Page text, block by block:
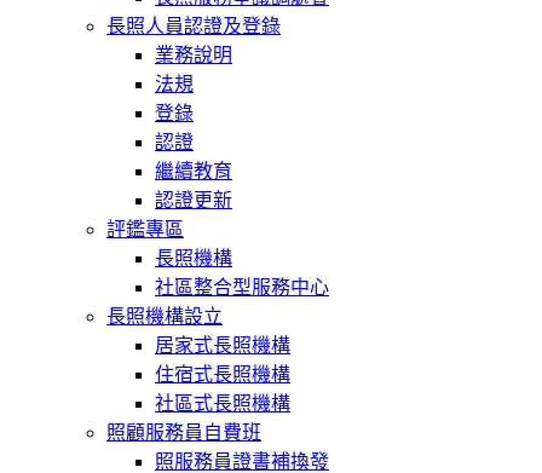
長照人員認證及登錄
業務說明
法規
登錄
認證
繼續教育
認證更新
評鑑專區
長照機構
社區整合型服務中心
長照機構設立
居家式長照機構
住宿式長照機構
社區式長照機構
照顧服務員自費班
照服務員證書補換發